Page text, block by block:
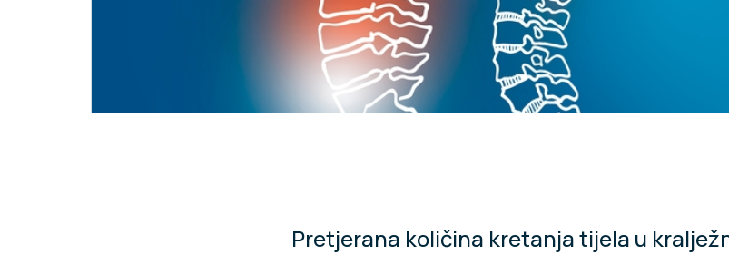
Pretjerana količina kretanja tijela u